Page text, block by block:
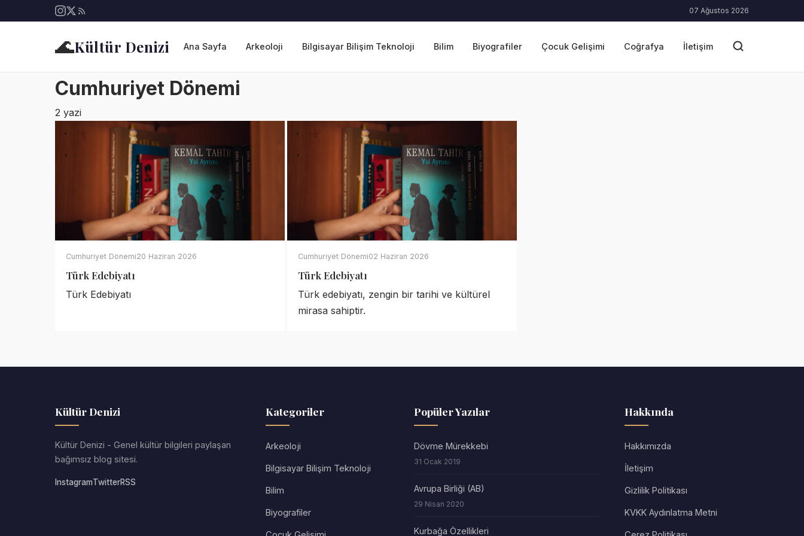
07 Ağustos 2026
🌊Kültür Denizi Ana Sayfa Arkeoloji Bilgisayar Bilişim Teknoloji Bilim Biyografiler Çocuk Gelişimi Coğrafya İletişim
Cumhuriyet Dönemi
2 yazi
Cumhuriyet Dönemi20 Haziran 2026
Türk Edebiyatı
Türk Edebiyatı
Cumhuriyet Dönemi02 Haziran 2026
Türk Edebiyatı
Türk edebiyatı, zengin bir tarihi ve kültürel
mirasa sahiptir.
Kültür Denizi
Kültür Denizi - Genel kültür bilgileri paylaşan
bağımsız blog sitesi.
InstagramTwitterRSS
Kategoriler
Arkeoloji
Bilgisayar Bilişim Teknoloji
Bilim
Biyografiler
Popüler Yazılar
Dövme Mürekkebi
31 Ocak 2019
Avrupa Birliği (AB)
29 Nisan 2020
Kurbağa Özellikleri
Hakkında
Hakkımızda
İletişim
Gizlilik Politikası
KVKK Aydınlatma Metni